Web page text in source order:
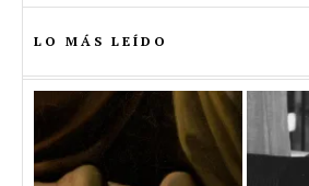
LO MÁS LEÍDO